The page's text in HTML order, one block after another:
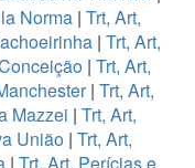
Norma | Trt, Art,
| Trt, Art,
| Trt, Art,
| Trt, Art,
Mazzei | Trt, Art,
União| Trt, Art,